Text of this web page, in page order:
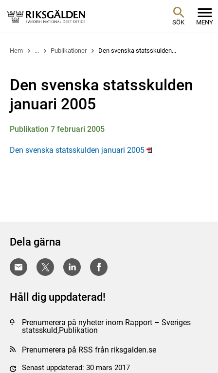
SÖK MENY
Hem ... Publikationer Den svenska statsskulden...
Den svenska statsskulden
januari 2005
Publikation 7 februari 2005
Den svenska statsskulden januari 2005
Dela gärna
Håll dig uppdaterad!
Prenumerera på nyheter inom Rapport – Sveriges
statsskuld,Publikation
Prenumerera på RSS från riksgalden.se
Senast uppdaterad: 30 mars 2017